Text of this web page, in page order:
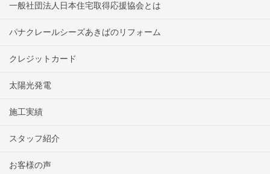
一般社団法人日本住宅取得応援協会とは
パナクレールシーズあきばのリフォーム
クレジットカード
太陽光発電
施工実績
スタッフ紹介
お客様の声